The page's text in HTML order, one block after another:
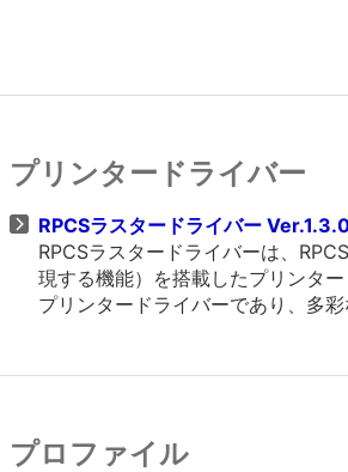
プリンタードライバー
RPCSラスタードライバー
RPCSラスタードライバーは、
現する機能）を搭載したプリンタ
プリンタードライバーであり、多
プロファイル